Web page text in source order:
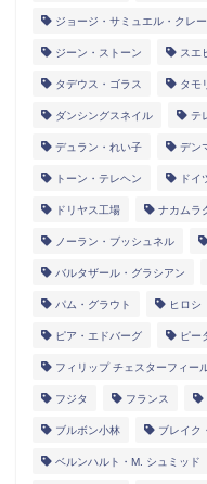
ジョージ・サミュエル・クレ
ジーン・ストーン スエ
タデウス・ゴラス タモ
ダンシングスネイル テ
デュラン・れい子 デン
トーン・テレヘン ドイ
ドリヤス工場 ナカムラ
ノーラン・ブッシュネル
バルタザール・グラシアン
パム・グラウト ヒロシ
ピア・エドバーグ ピー
フィリップ チェスターフィー
フジタ フランス
ブルボン小林 ブレイク
ベルンハルト・M. シュミッド